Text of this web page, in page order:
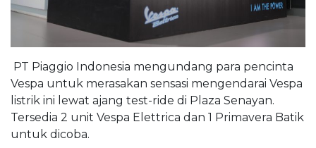
PT Piaggio Indonesia mengundang para pencinta
Vespa untuk merasakan sensasi mengendarai Vespa
listrik ini lewat ajang test-ride di Plaza Senayan.
Tersedia 2 unit Vespa Elettrica dan 1 Primavera Batik
untuk dicoba.